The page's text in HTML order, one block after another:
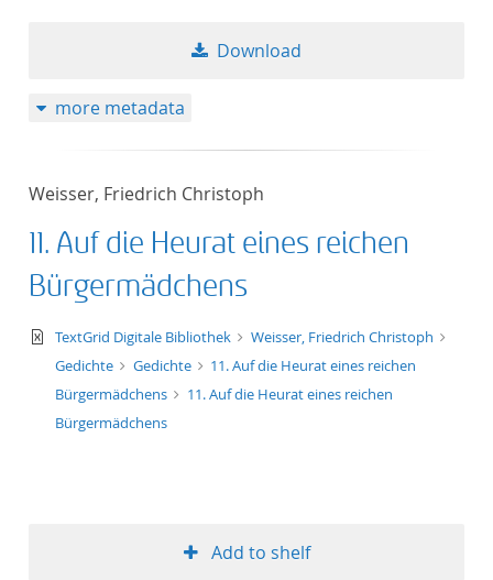
Download
more metadata
Weisser, Friedrich Christoph
11. Auf die Heurat eines reichen
Bürgermädchens
text/xml
TextGrid Digitale Bibliothek
Weisser, Friedrich Christoph
Gedichte
Gedichte
11. Auf die Heurat eines reichen
Bürgermädchens
11. Auf die Heurat eines reichen
Bürgermädchens
Add to shelf